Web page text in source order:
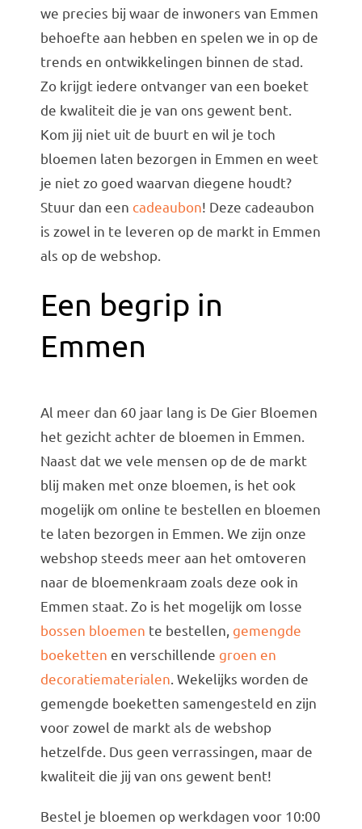
we precies bij waar de inwoners van Emmen
behoefte aan hebben en spelen we in op de
trends en ontwikkelingen binnen de stad.
Zo krijgt iedere ontvanger van een boeket
de kwaliteit die je van ons gewent bent.
Kom jij niet uit de buurt en wil je toch
bloemen laten bezorgen in Emmen en weet
je niet zo goed waarvan diegene houdt?
Stuur dan een cadeaubon! Deze cadeaubon
is zowel in te leveren op de markt in Emmen
als op de webshop.
Een begrip in
Emmen
Al meer dan 60 jaar lang is De Gier Bloemen
het gezicht achter de bloemen in Emmen
Naast dat we vele mensen op de de markt
blij maken met onze bloemen, is het ook
mogelijk om online te bestellen en bloemen
te laten bezorgen in Emmen. We zijn onze
webshop steeds meer aan het omtoveren
naar de bloemenkraam zoals deze ook in
Emmen staat. Zo is het mogelijk om losse
bossen bloemen te bestellen, gemengde
boeketten en verschillende groen en
decoratiematerialen . Wekelijks worden de
gemengde boeketten samengesteld en zijn
voor zowel de markt als de webshop
hetzelfde. Dus geen verrassingen, maar de
kwaliteit die jij van ons gewent bent!
Bestel je bloemen op werkdagen voor 10:00